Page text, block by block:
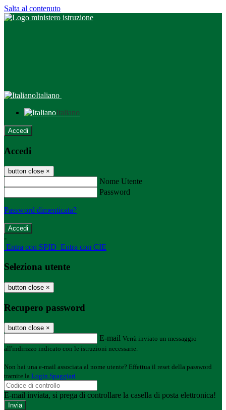
Salta al contenuto
Italiano
Italiano
Accedi
Accedi
button close ×
Nome Utente
Password
Password dimenticata?
-
Entra con SPID Entra con CIE
Seleziona utente
button close ×
Recupero password
button close ×
E-mail Verrà inviato un messaggio
all'indirizzo indicato con le istruzioni necessarie.
Non hai una e-mail associata al nome utente? Effettua il reset della password
tramite la Login Spaggiari
E-mail inviata, si prega di controllare la casella di posta elettronica!